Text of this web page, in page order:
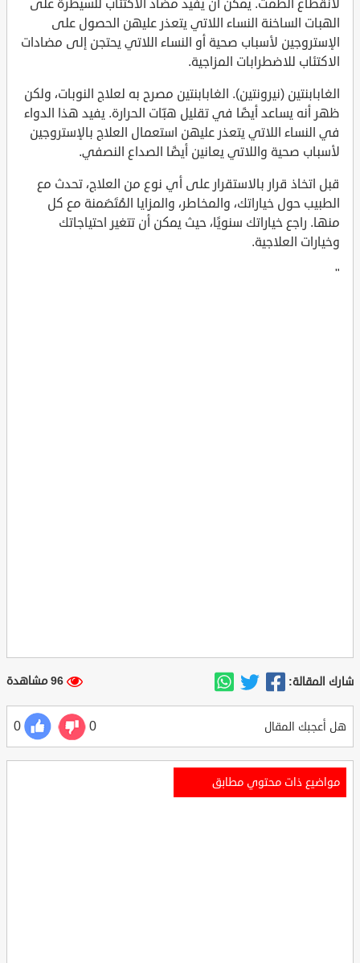
لانقطاع الطمث. يمكن أن يفيد مضاد الاكتئاب للسيطرة على
الهبات الساخنة النساء اللاتي يتعذر عليهن الحصول على
الإستروجين لأسباب صحية أو النساء اللاتي يحتجن إلى مضادات
الاكتئاب للاضطرابات المزاجية.
الغابابنتين (نيرونتين). الغابابنتين مصرح به لعلاج النوبات، ولكن
ظهر أنه يساعد أيضًا في تقليل هبّات الحرارة. يفيد هذا الدواء
في النساء اللاتي يتعذر عليهن استعمال العلاج بالإستروجين
لأسباب صحية واللاتي يعانين أيضًا الصداع النصفي.
قبل اتخاذ قرار بالاستقرار على أي نوع من العلاج، تحدث مع
الطبيب حول خياراتك، والمخاطر، والمزايا المُتَضَمنة مع كل
منها. راجع خياراتك سنويًا، حيث يمكن أن تتغير احتياجاتك
وخيارات العلاجية.
"
شارك المقالة: 96 مشاهدة
هل أعجبك المقال 0
0
مواضيع ذات محتوي مطابق